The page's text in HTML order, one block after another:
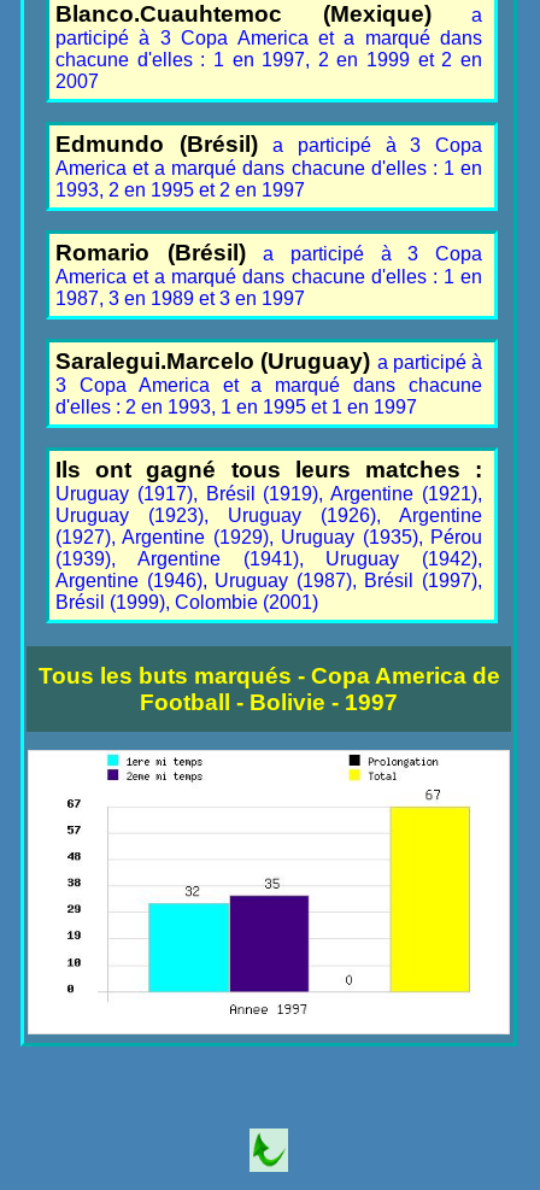
Blanco.Cuauhtemoc (Mexique)a
participé à 3 Copa America et a marqué dans
chacune d'elles : 1 en 1997, 2 en 1999 et 2 en
2007
Edmundo (Brésil)a participé à 3 Copa
America et a marqué dans chacune d'elles : 1 en
1993, 2 en 1995 et 2 en 1997
Romario (Brésil)a participé à 3 Copa
America et a marqué dans chacune d'elles : 1 en
1987, 3 en 1989 et 3 en 1997
Saralegui.Marcelo (Uruguay) a participé à
3 Copa America et a marqué dans chacune
d'elles : 2 en 1993, 1 en 1995 et 1 en 1997
Ils ont gagné tous leurs matches :
Uruguay (1917), Brésil (1919), Argentine (1921),
Uruguay (1923), Uruguay (1926), Argentine
(1927), Argentine (1929), Uruguay (1935), Pérou
(1939), Argentine (1941), Uruguay (1942),
Argentine (1946), Uruguay (1987), Brésil (1997),
Brésil (1999), Colombie (2001)
Tous les buts marqués - Copa America de
Football - Bolivie - 1997